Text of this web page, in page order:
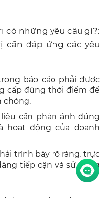
có những yêu cầu gì?:
cần đáp ứng các yêu
báo cáo phải được
cấp đúng thời điểm để
chóng.
liệu cần phản ánh đúng
hoạt động của doanh
trình bày rõ ràng, trực
tiếp cận và sử dụng